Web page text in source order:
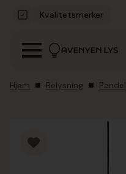
Kvalitetsmerker
Hjem Belysning Pendel